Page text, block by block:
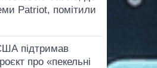
Patriot, помітили
підтримав
про «пекельні